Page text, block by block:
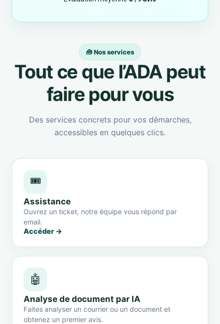
🧰 Nos services
Tout ce que l’ADA peut
faire pour vous
Des services concrets pour vos démarches,
accessibles en quelques clics.
🎟️
Assistance
Ouvrez un ticket, notre équipe vous répond par
email.
Accéder →
🤖
Analyse de document par IA
Faites analyser un courrier ou un document et
obtenez un premier avis.